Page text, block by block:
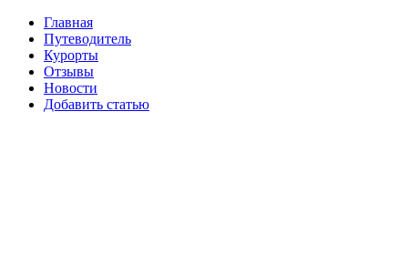
Главная
Путеводитель
Курорты
Отзывы
Новости
Добавить статью